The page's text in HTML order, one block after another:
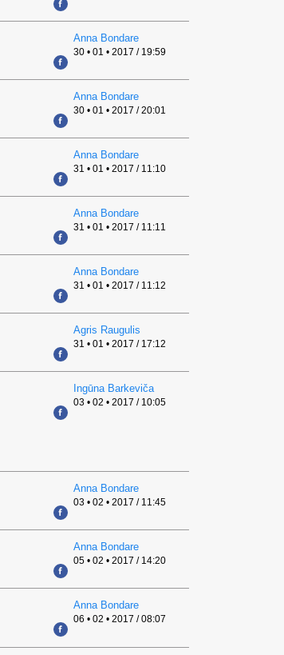
Anna Bondare
30 • 01 • 2017 / 19:59
Anna Bondare
30 • 01 • 2017 / 20:01
Anna Bondare
31 • 01 • 2017 / 11:10
Anna Bondare
31 • 01 • 2017 / 11:11
Anna Bondare
31 • 01 • 2017 / 11:12
Agris Raugulis
31 • 01 • 2017 / 17:12
Ingūna Barkeviča
03 • 02 • 2017 / 10:05
Anna Bondare
03 • 02 • 2017 / 11:45
Anna Bondare
05 • 02 • 2017 / 14:20
Anna Bondare
06 • 02 • 2017 / 08:07